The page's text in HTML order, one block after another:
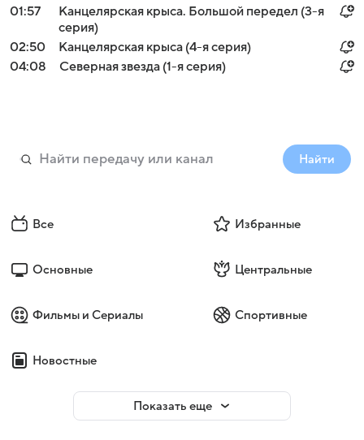
01:57
Канцелярская крыса. Большой передел (3-я
серия)
02:50
Канцелярская крыса (4-я серия)
04:08
Северная звезда (1-я серия)
Найти
Все Избранные
Основные Центральные
Фильмы и Сериалы Спортивные
Новостные
Показать еще